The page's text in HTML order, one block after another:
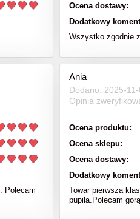
Ocena dostawy:
Dodatkowy
Wszystko zgodnie
Polecam
Ania
Dodano: 2025-11-
Opinia
Ocena produktu:
Ocena sklepu:
Ocena dostawy:
Dodatkowy
Towar pierwsza
pupila.Polecam